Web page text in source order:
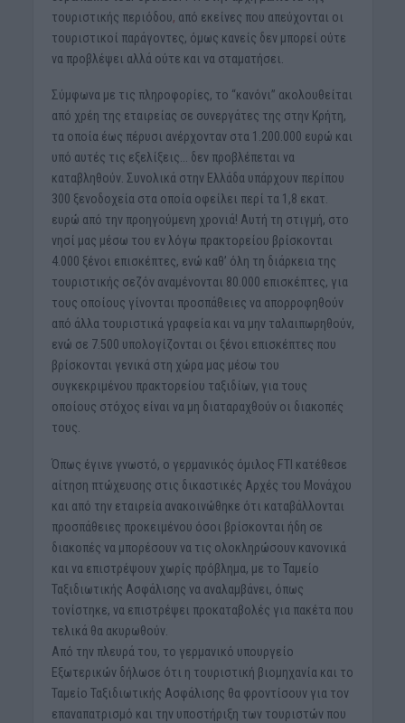
τουριστικής περιόδου, από εκείνες που απεύχονται οι
τουριστικοί παράγοντες, όμως κανείς δεν μπορεί ούτε
να προβλέψει αλλά ούτε και να σταματήσει.
Σύμφωνα με τις πληροφορίες, το “κανόνι” ακολουθείται
από χρέη της εταιρείας σε συνεργάτες της στην Κρήτη,
τα οποία έως πέρυσι ανέρχονταν στα 1.200.000 ευρώ και
υπό αυτές τις εξελίξεις… δεν προβλέπεται να
καταβληθούν. Συνολικά στην Ελλάδα υπάρχουν περίπου
300 ξενοδοχεία στα οποία οφείλει περί τα 1,8 εκατ.
ευρώ από την προηγούμενη χρονιά! Αυτή τη στιγμή, στο
νησί μας μέσω του εν λόγω πρακτορείου βρίσκονται
4.000 ξένοι επισκέπτες, ενώ καθ’ όλη τη διάρκεια της
τουριστικής σεζόν αναμένονται 80.000 επισκέπτες, για
τους οποίους γίνονται προσπάθειες να απορροφηθούν
από άλλα τουριστικά γραφεία και να μην ταλαιπωρηθούν,
ενώ σε 7.500 υπολογίζονται οι ξένοι επισκέπτες που
βρίσκονται γενικά στη χώρα μας μέσω του
συγκεκριμένου πρακτορείου ταξιδίων, για τους
οποίους στόχος είναι να μη διαταραχθούν οι διακοπές
τους.
Όπως έγινε γνωστό, ο γερμανικός όμιλος FTI κατέθεσε
αίτηση πτώχευσης στις δικαστικές Αρχές του Μονάχου
και από την εταιρεία ανακοινώθηκε ότι καταβάλλονται
προσπάθειες προκειμένου όσοι βρίσκονται ήδη σε
διακοπές να μπορέσουν να τις ολοκληρώσουν κανονικά
και να επιστρέψουν χωρίς πρόβλημα, με το Ταμείο
Ταξιδιωτικής Ασφάλισης να αναλαμβάνει, όπως
τονίστηκε, να επιστρέψει προκαταβολές για πακέτα που
τελικά θα ακυρωθούν.
Από την πλευρά του, το γερμανικό υπουργείο
Εξωτερικών δήλωσε ότι η τουριστική βιομηχανία και το
Ταμείο Ταξιδιωτικής Ασφάλισης θα φροντίσουν για τον
επαναπατρισμό και την υποστήριξη των τουριστών που